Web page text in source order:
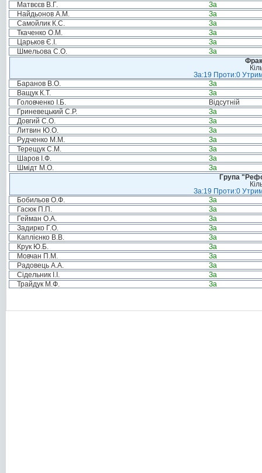
Матвєєв В.Г.
За
Найдьонов А.М.
За
Самойлик К.С.
За
Ткаченко О.М.
За
Царьков Є.І.
За
Шмельова С.О.
За
За:19 Проти:0
Баранов В.О.
За
Ващук К.Т.
За
Головченко І.Б.
Відсутній
Гриневецький С.Р.
За
Довгий С.О.
За
Литвин Ю.О.
За
Рудченко М.М.
За
Терещук С.М.
За
Шаров І.Ф.
За
Шмідт М.О.
За
Група
За:19 Проти:0
Бобильов О.Ф.
За
Гасюк П.П.
За
Гейман О.А.
За
Задирко Г.О.
За
Каплієнко В.В.
За
Крук Ю.Б.
За
Мовчан П.М.
За
Радовець А.А.
За
Сідельник І.І.
За
Трайдук М.Ф.
За